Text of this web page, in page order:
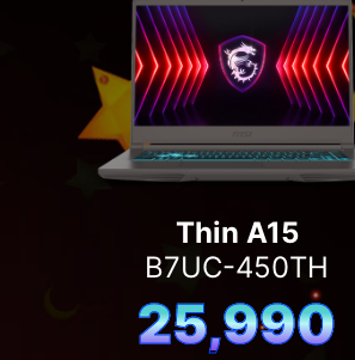
Thin A15
B7UC-450TH
25,990